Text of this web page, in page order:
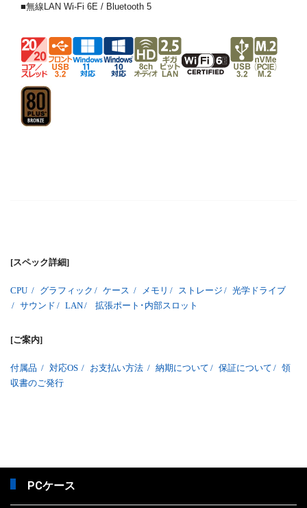
■無線LAN Wi-Fi 6E / Bluetooth 5
[スペック詳細]
CPU / グラフィック / ケース / メモリ / ストレージ / 光学ドライブ
/ サウンド / LAN/ 拡張ポート･内部スロット
[ご案内]
付属品 / 対応OS / お支払い方法 / 納期について / 保証について / 領
収書のご発行
PCケース